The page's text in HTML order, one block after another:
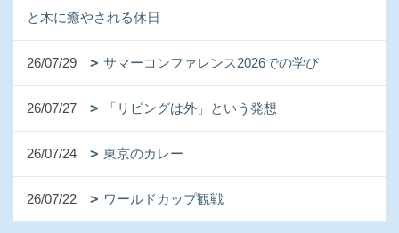
と木に癒やされる休日
26/07/29 サマーコンファレンス2026での学び
26/07/27 「リビングは外」という発想
26/07/24 東京のカレー
26/07/22 ワールドカップ観戦